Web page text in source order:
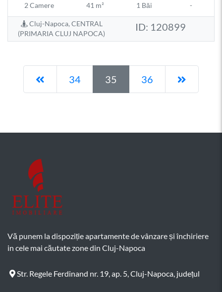
2 Camere 41 m² 1 Băi -
Cluj-Napoca, CENTRAL
(PRIMARIA CLUJ NAPOCA)
ID: 120899
Pagina anterioară
34 35 36
Vă punem la dispoziție apartamente de vânzare și închiriere
in cele mai căutate zone din Cluj-Napoca
Str. Regele Ferdinand nr. 19, ap. 5, Cluj-Napoca, județul